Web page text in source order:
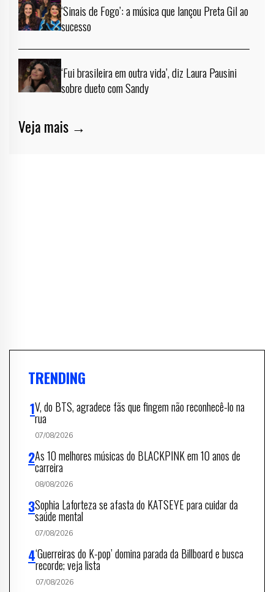
‘Sinais de Fogo’: a música que lançou Preta Gil ao
sucesso
‘Fui brasileira em outra vida’, diz Laura Pausini
sobre dueto com Sandy
Veja mais →
TRENDING
V, do BTS, agradece fãs que fingem não reconhecê-lo na
rua
07/08/2026
As 10 melhores músicas do BLACKPINK em 10 anos de
carreira
08/08/2026
Sophia Laforteza se afasta do KATSEYE para cuidar da
saúde mental
07/08/2026
‘Guerreiras do K-pop’ domina parada da Billboard e busca
recorde; veja lista
07/08/2026